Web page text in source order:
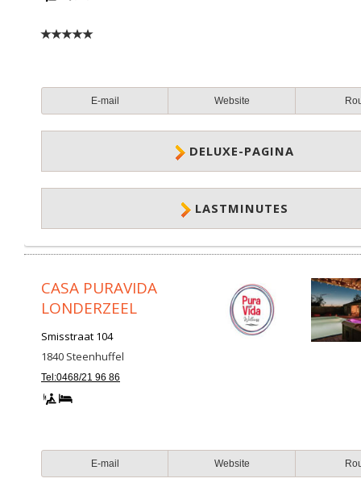
E-mail Website
DELUXE-PAGINA
LASTMINUTES
CASA PURAVIDA
LONDERZEEL
Smisstraat 104
1840 Steenhuffel
Tel:0468/21 96 86
E-mail Website